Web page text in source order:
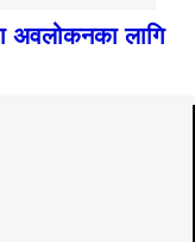
अवलोकनका लागि